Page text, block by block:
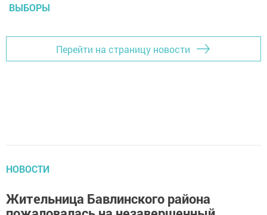
ВЫБОРЫ
Перейти на страницу новости
НОВОСТИ
Жительница Бавлинского района